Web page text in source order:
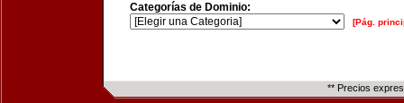
Categorías de Dominio:
[Pág.
** Precios